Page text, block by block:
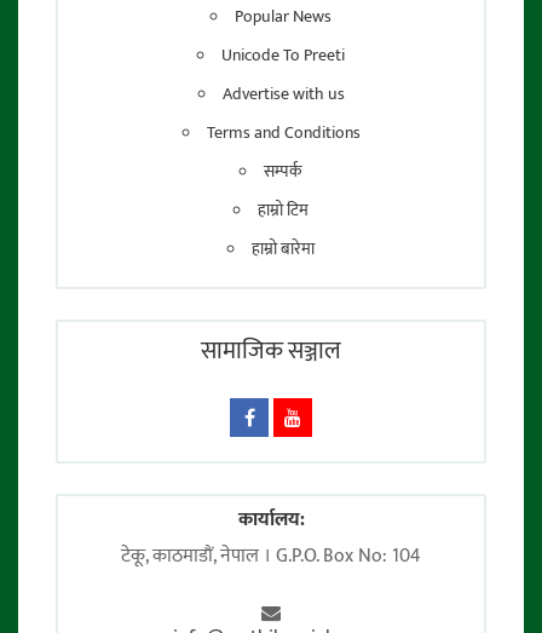
Popular News
Unicode To Preeti
Advertise with us
Terms and Conditions
सम्पर्क
हाम्रो टिम
हाम्रो बारेमा
सामाजिक सञ्जाल
कार्यालय:
टेकू, काठमाडाैं, नेपाल । G.P.O. Box No: 104